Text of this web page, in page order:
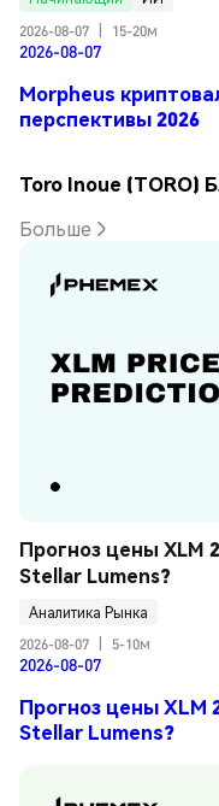
2026-08-07
15-20м
2026-08-07
Morpheus
перспективы 2026
Toro Inoue (TORO)
Больше
Прогноз цены XLM
Stellar Lumens?
Аналитика Рынка
2026-08-07
5-10м
2026-08-07
Прогноз цены XLM
Stellar Lumens?